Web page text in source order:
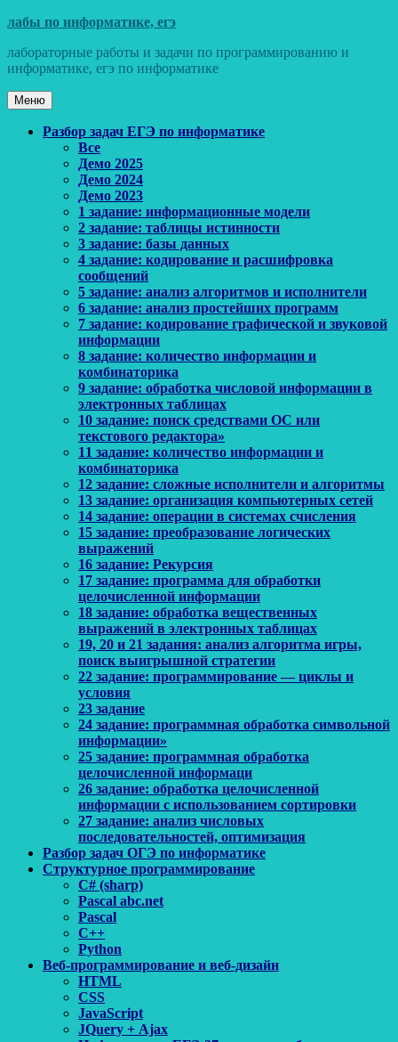
Перейти
содержимому
лабы по информатике, егэ
лабораторные работы и задачи по программированию и
информатике, егэ по информатике
Меню
Основное
Разбор задач ЕГЭ по информатике
Все
Демо 2025
Демо 2024
Демо 2023
1 задание: информационные модели
2 задание: таблицы истинности
3 задание: базы данных
4 задание: кодирование и расшифровка
сообщений
5 задание: анализ алгоритмов и исполнители
6 задание: анализ простейших программ
7 задание: кодирование графической и звуковой
информации
8 задание: количество информации и
комбинаторика
9 задание: обработка числовой информации в
электронных таблицах
10 задание: поиск средствами ОС или
текстового редактора»
11 задание: количество информации и
комбинаторика
12 задание: сложные исполнители и алгоритмы
13 задание: организация компьютерных сетей
14 задание: операции в системах счисления
15 задание: преобразование логических
выражений
16 задание: Рекурсия
17 задание: программа для обработки
целочисленной информации
18 задание: обработка вещественных
выражений в электронных таблицах
19, 20 и 21 задания: анализ алгоритма игры,
поиск выигрышной стратегии
22 задание: программирование — циклы и
условия
23 задание
24 задание: программная обработка символьной
информации»
25 задание: программная обработка
целочисленной информаци
26 задание: обработка целочисленной
информации с использованием сортировки
27 задание: анализ числовых
последовательностей, оптимизация
Разбор задач ОГЭ по информатике
Структурное программирование
C# (sharp)
Pascal abc.net
Pascal
С++
Python
Веб-программирование и веб-дизайн
HTML
CSS
JavaScript
JQuery + Ajax